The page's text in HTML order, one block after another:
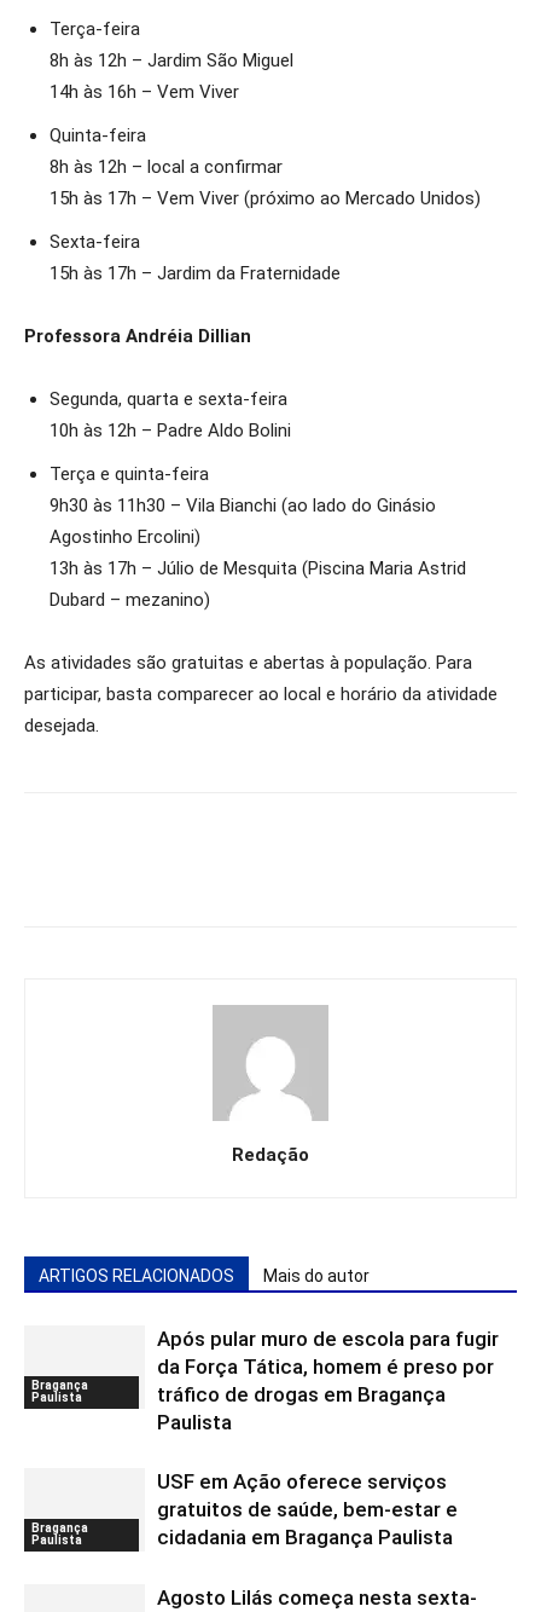
Terça-feira
8h às 12h – Jardim São Miguel
14h às 16h – Vem Viver
Quinta-feira
8h às 12h – local a confirmar
15h às 17h – Vem Viver (próximo ao Mercado Unidos)
Sexta-feira
15h às 17h – Jardim da Fraternidade
Professora Andréia Dillian
Segunda, quarta e sexta-feira
10h às 12h – Padre Aldo Bolini
Terça e quinta-feira
9h30 às 11h30 – Vila Bianchi (ao lado do Ginásio
Agostinho Ercolini)
13h às 17h – Júlio de Mesquita (Piscina Maria Astrid
Dubard – mezanino)
As atividades são gratuitas e abertas à população. Para
participar, basta comparecer ao local e horário da atividade
desejada.
Redação
ARTIGOS RELACIONADOS Mais do autor
Bragança
Paulista
Após pular muro de escola para fugir
da Força Tática, homem é preso por
tráfico de drogas em Bragança
Paulista
Bragança
Paulista
USF em Ação oferece serviços
gratuitos de saúde, bem-estar e
cidadania em Bragança Paulista
Agosto Lilás começa nesta sexta-